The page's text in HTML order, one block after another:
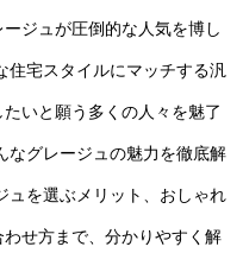
ジュが圧倒的な人気を博し
宅スタイルにマッチする汎
いと願う多くの人々を魅了
なグレージュの魅力を徹底解
ュを選ぶメリット、おしゃれ
せ方まで、分かりやすく解